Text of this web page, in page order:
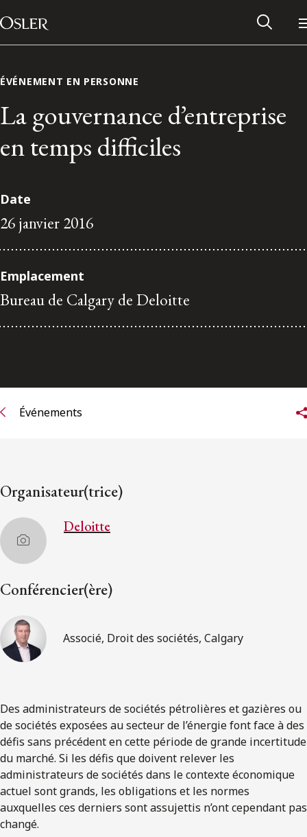
Passer au contenu
Main Navigation
Contactez-nous
ÉVÉNEMENT EN PERSONNE
La gouvernance d’entreprise
en temps difficiles
Date
26 janvier 2016
Emplacement
Bureau de Calgary de Deloitte
Événements
Organisateur(trice)
Deloitte
Conférencier(ère)
Associé, Droit des sociétés, Calgary
Des administrateurs de sociétés pétrolières et gazières ou
de sociétés exposées au secteur de l’énergie font face à des
défis sans précédent en cette période de grande incertitude
du marché. Si les défis que doivent relever les
administrateurs de sociétés dans le contexte économique
actuel sont grands, les obligations et les normes
auxquelles ces derniers sont assujettis n’ont cependant pas
changé.